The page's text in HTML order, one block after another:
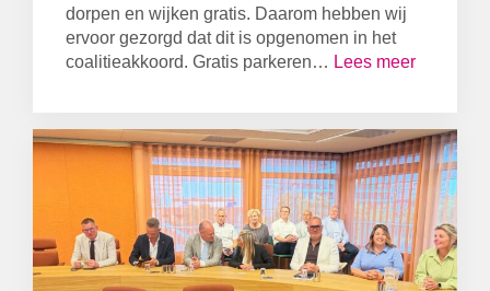
dorpen en wijken gratis. Daarom hebben wij
ervoor gezorgd dat dit is opgenomen in het
coalitieakkoord. Gratis parkeren… Lees meer